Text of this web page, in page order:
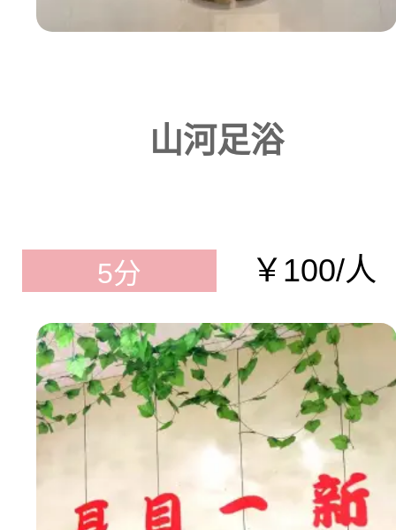
山河足浴
5分 ￥100/人